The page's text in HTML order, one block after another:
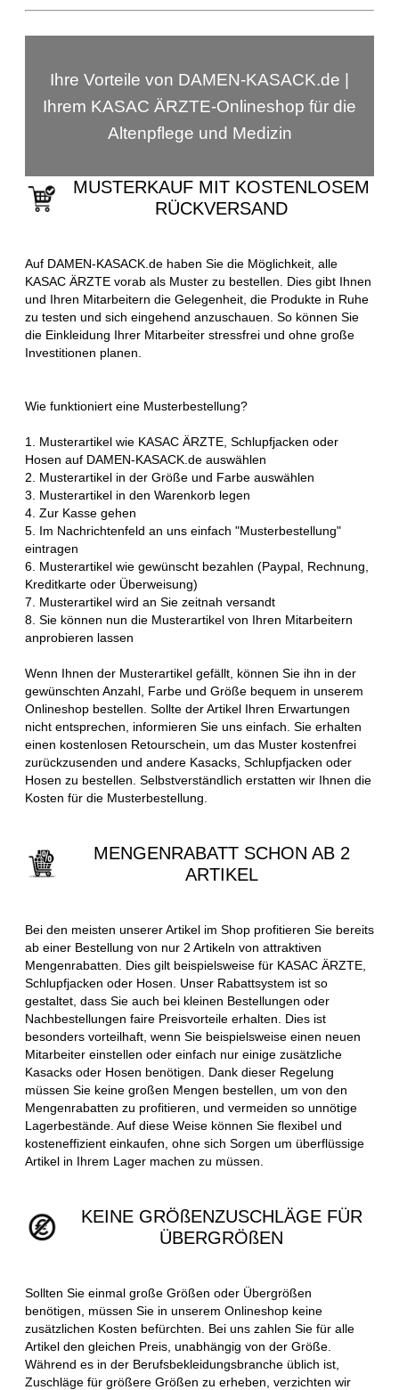
Ihre Vorteile von DAMEN-KASACK.de |
Ihrem KASAC ÄRZTE-Onlineshop für die
Altenpflege und Medizin
MUSTERKAUF MIT KOSTENLOSEM
RÜCKVERSAND
Auf DAMEN-KASACK.de haben Sie die Möglichkeit, alle
KASAC ÄRZTE vorab als Muster zu bestellen. Dies gibt Ihnen
und Ihren Mitarbeitern die Gelegenheit, die Produkte in Ruhe
zu testen und sich eingehend anzuschauen. So können Sie
die Einkleidung Ihrer Mitarbeiter stressfrei und ohne große
Investitionen planen.
Wie funktioniert eine Musterbestellung?
1. Musterartikel wie KASAC ÄRZTE, Schlupfjacken oder
Hosen auf DAMEN-KASACK.de auswählen
2. Musterartikel in der Größe und Farbe auswählen
3. Musterartikel in den Warenkorb legen
4. Zur Kasse gehen
5. Im Nachrichtenfeld an uns einfach "Musterbestellung"
eintragen
6. Musterartikel wie gewünscht bezahlen (Paypal, Rechnung,
Kreditkarte oder Überweisung)
7. Musterartikel wird an Sie zeitnah versandt
8. Sie können nun die Musterartikel von Ihren Mitarbeitern
anprobieren lassen
Wenn Ihnen der Musterartikel gefällt, können Sie ihn in der
gewünschten Anzahl, Farbe und Größe bequem in unserem
Onlineshop bestellen. Sollte der Artikel Ihren Erwartungen
nicht entsprechen, informieren Sie uns einfach. Sie erhalten
einen kostenlosen Retourschein, um das Muster kostenfrei
zurückzusenden und andere Kasacks, Schlupfjacken oder
Hosen zu bestellen. Selbstverständlich erstatten wir Ihnen die
Kosten für die Musterbestellung.
MENGENRABATT SCHON AB 2
ARTIKEL
Bei den meisten unserer Artikel im Shop profitieren Sie bereits
ab einer Bestellung von nur 2 Artikeln von attraktiven
Mengenrabatten. Dies gilt beispielsweise für KASAC ÄRZTE,
Schlupfjacken oder Hosen. Unser Rabattsystem ist so
gestaltet, dass Sie auch bei kleinen Bestellungen oder
Nachbestellungen faire Preisvorteile erhalten. Dies ist
besonders vorteilhaft, wenn Sie beispielsweise einen neuen
Mitarbeiter einstellen oder einfach nur einige zusätzliche
Kasacks oder Hosen benötigen. Dank dieser Regelung
müssen Sie keine großen Mengen bestellen, um von den
Mengenrabatten zu profitieren, und vermeiden so unnötige
Lagerbestände. Auf diese Weise können Sie flexibel und
kosteneffizient einkaufen, ohne sich Sorgen um überflüssige
Artikel in Ihrem Lager machen zu müssen.
KEINE GRÖßENZUSCHLÄGE FÜR
ÜBERGRÖßEN
Sollten Sie einmal große Größen oder Übergrößen
benötigen, müssen Sie in unserem Onlineshop keine
zusätzlichen Kosten befürchten. Bei uns zahlen Sie für alle
Artikel den gleichen Preis, unabhängig von der Größe.
Während es in der Berufsbekleidungsbranche üblich ist,
Zuschläge für größere Größen zu erheben, verzichten wir